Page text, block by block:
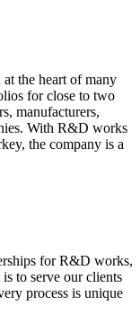
the heart of many
for close to two
manufacturers,
With R&D works
the company is a
for R&D works,
to serve our clients
process is unique